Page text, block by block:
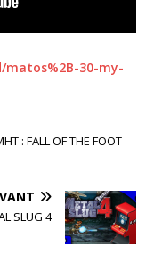
matos%2B-30-my-
: FALL OF THE FOOT
SLUG 4